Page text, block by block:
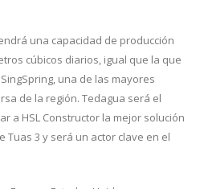
una capacidad de producción
cúbicos diarios, igual que la que
una de las mayores
de la región. Tedagua será el
a HSL Constructor la mejor solución
Tuas 3 y será un actor clave en el